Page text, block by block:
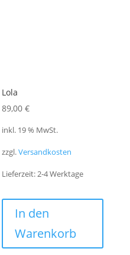
Lola
89,00€
inkl. 19 % MwSt.
zzgl.Versandkosten
Lieferzeit:2-4 Werktage
In den
Warenkorb